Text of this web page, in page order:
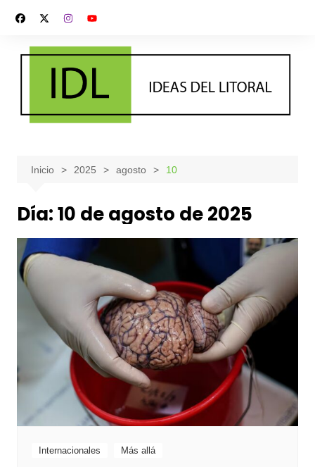
contenido
Inicio 2025 agosto 10
Día:10 de agosto de 2025
Internacionales Más allá